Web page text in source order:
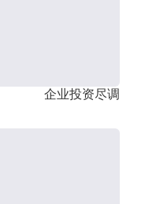
企业投资尽调